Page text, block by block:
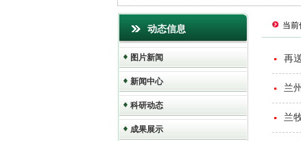
动态信息
图片新闻
新闻中心
科研动态
成果展示
当前
再
兰
兰